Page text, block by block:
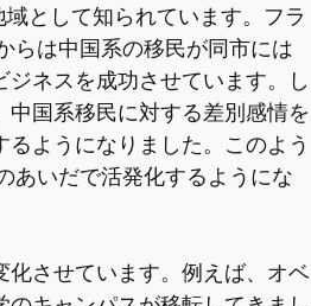
として知られています。フラ
らは中国系の移民が同市には
ネスを成功させています。し
国系移民に対する差別感情を
ようになりました。このよう
あいだで活発化するようにな
させています。例えば、オベ